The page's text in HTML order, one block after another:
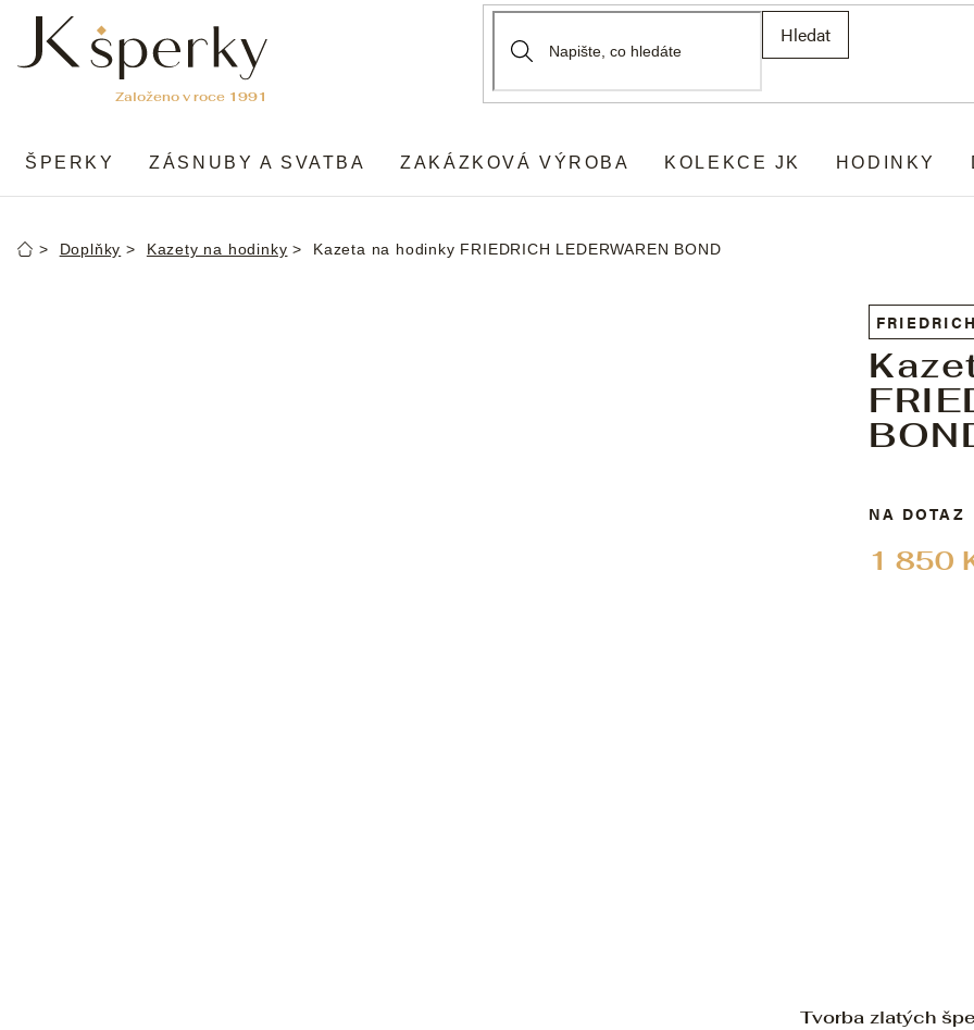
obsah
Hledat
ŠPERKY ZÁSNUBY A SVATBA ZAKÁZKOVÁ VÝROBA KOLEKCE JK HODINKY
DomůDoplňky Kazety na hodinky Kazeta na hodinky FRIEDRICH LEDERWAREN BOND
1 850
NA DOTAZ
Tvorba zlatých